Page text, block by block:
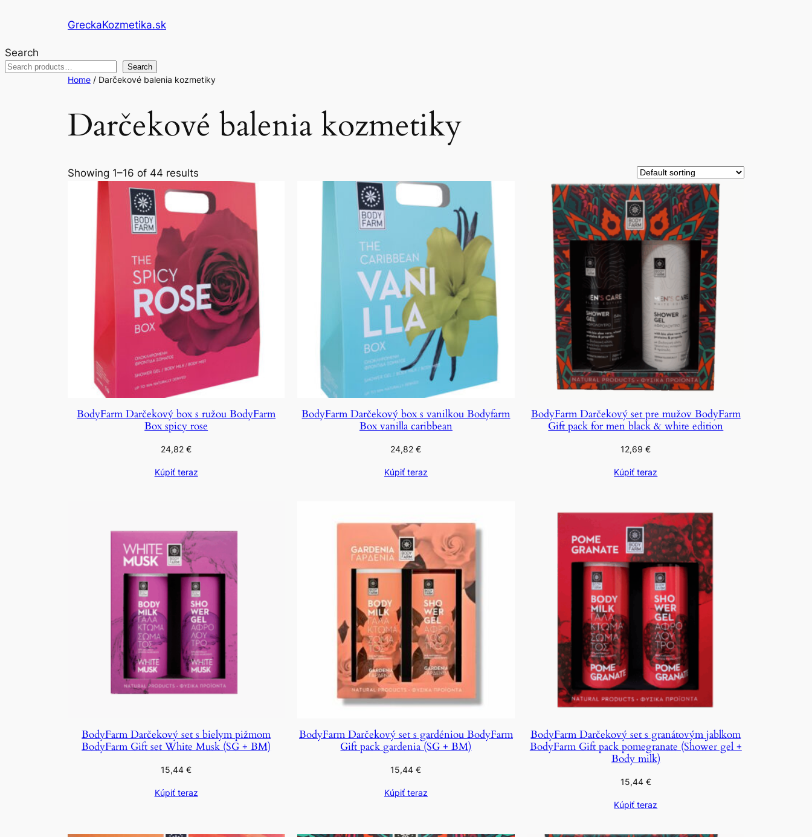
GreckaKozmetika.sk
Search
Search
Home / Darčekové balenia kozmetiky
Darčekové balenia kozmetiky
Showing 1–16 of 44 results
BodyFarm Darčekový box s ružou BodyFarm
Box spicy rose
24,82€
Kúpiť teraz
BodyFarm Darčekový box s vanilkou Bodyfarm
Box vanilla caribbean
24,82€
Kúpiť teraz
BodyFarm Darčekový set pre mužov BodyFarm
Gift pack for men black & white edition
12,69€
Kúpiť teraz
BodyFarm Darčekový set s bielym pižmom
BodyFarm Gift set White Musk (SG + BM)
15,44€
Kúpiť teraz
BodyFarm Darčekový set s gardéniou BodyFarm
Gift pack gardenia (SG + BM)
15,44€
Kúpiť teraz
BodyFarm Darčekový set s granátovým jablkom
BodyFarm Gift pack pomegranate (Shower gel +
Body milk)
15,44 €
Kúpiť teraz